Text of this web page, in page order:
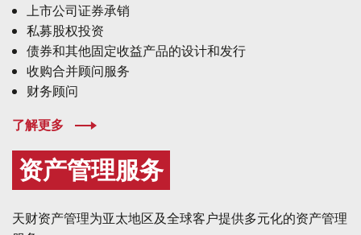
上市公司证券承销
私募股权投资
债券和其他固定收益产品的设计和发行
收购合并顾问服务
财务顾问
了解更多
资产管理服务
天财资产管理为亚太地区及全球客户提供多元化的资产管理